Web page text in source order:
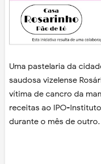
Uma pastelaria da
saudosa vizelense
vítima de cancro da
receitas ao IPO-
durante o mês de outro.